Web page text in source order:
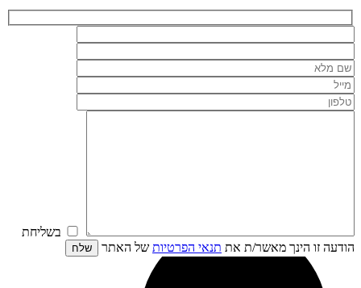
בשליחת
הודעה זו הינך מאשר/ת את תנאי הפרטיות של האתר